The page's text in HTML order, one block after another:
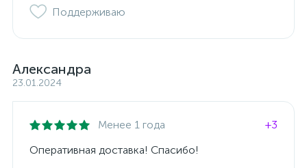
Поддерживаю
Александра
23.01.2024
Менее 1 года
+3
Оперативная доставка! Спасибо!